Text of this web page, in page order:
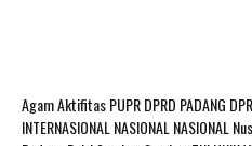
AgamAktifitas PUPRDPRD PADANG
INTERNASIONAL NASIONAL NASIONAL